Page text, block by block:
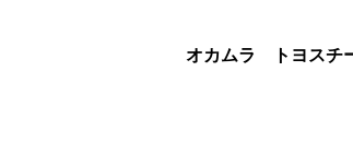
オカムラ トヨス